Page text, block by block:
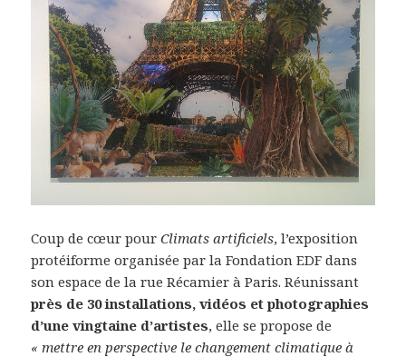
Coup de cœur pourClimats artificiels, l’exposition
protéiforme organisée par la Fondation EDF dans
son espace de la rue Récamier à Paris. Réunissant
près de 30 installations, vidéos et photographies
d’une vingtaine d’artistes, elle se propose de
« mettre en perspective le changement climatique à